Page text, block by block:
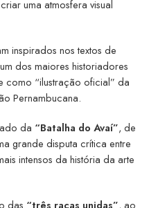
uma atmosfera visual
inspirados nos textos de
dos maiores historiadores
como “ilustração oficial” da
Pernambucana.
da “Batalha do Avaí”, de
grande disputa crítica entre
intensos da história da arte